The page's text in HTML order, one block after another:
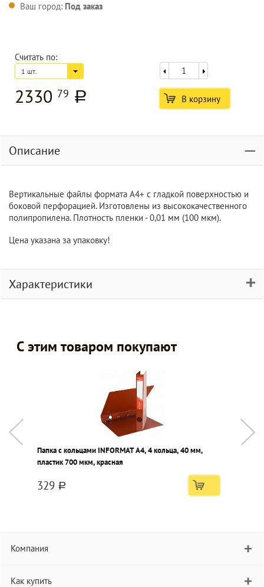
Ваш город: Под заказ
Считать по:
1 шт.
2330 79 a В корзину
Описание
Вертикальные файлы формата А4+ с гладкой поверхностью и
боковой перфорацией. Изготовлены из высококачественного
полипропилена. Плотность пленки - 0,01 мм (100 мкм).
Цена указана за упаковку!
Характеристики
С этим товаром покупают
Папка с кольцами INFORMAT А4, 4 кольца, 40 мм,
пластик 700 мкм, красная
329 a
Компания
Как купить